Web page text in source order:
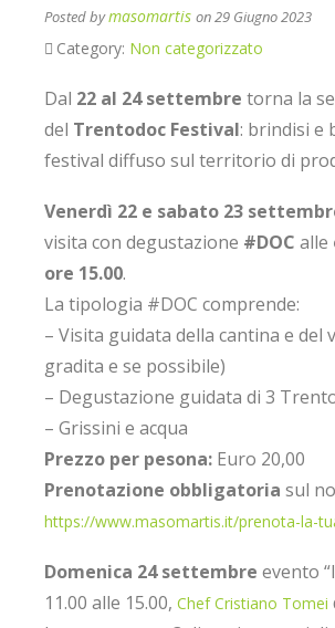
Posted bymasomartis on 29 Giugno 2023
Category: Non categorizzato
Dal 22 al 24 settembre torna la
del Trentodoc Festival: brindisi e
festival diffuso sul territorio di
Venerdì 22 e sabato 23
visita con degustazione #DOC alle
ore 15.00.
La tipologia #DOC comprende:
– Visita guidata della cantina e del
gradita e se possibile)
– Degustazione guidata di 3
– Grissini e acqua
Prezzo per pesona: Euro 20,00
Prenotazione obbligatoria sul
https://www.masomartis.it/prenota-la-
Domenica 24 settembre evento
11.00 alle 15.00, Chef Cristiano Tomei